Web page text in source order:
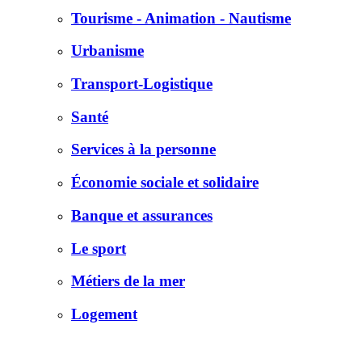
Tourisme - Animation - Nautisme
Urbanisme
Transport-Logistique
Santé
Services à la personne
Économie sociale et solidaire
Banque et assurances
Le sport
Métiers de la mer
Logement